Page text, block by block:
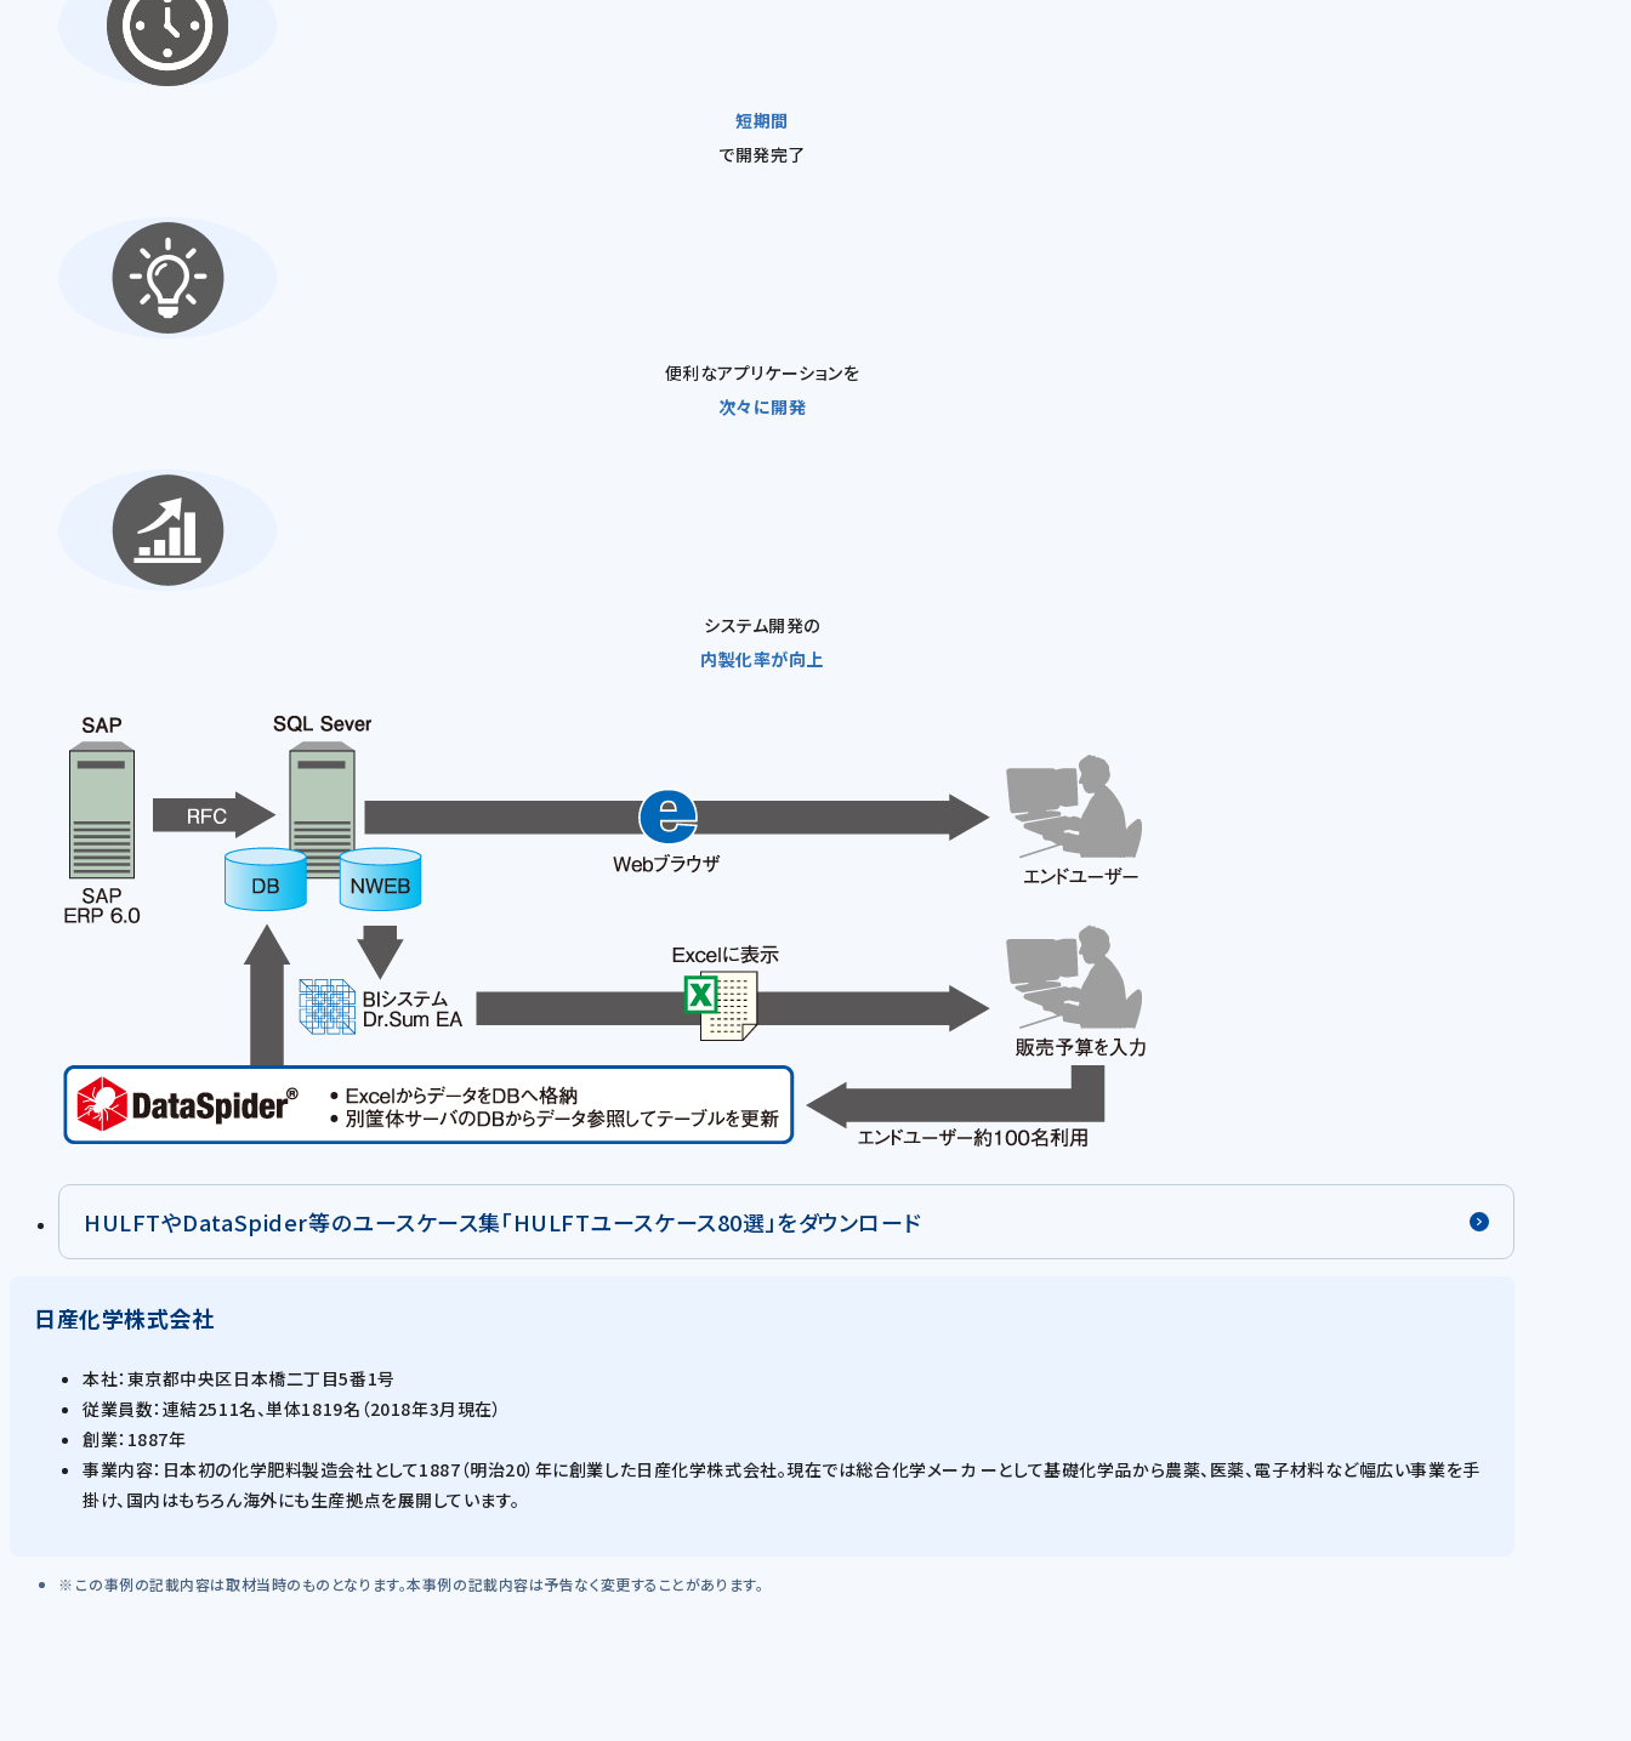
短期間
で開発完了
便利なアプリケーションを
次々に開発
システム開発の
内製化率が向上
HULFTやDataSpider等のユースケース集「HULFTユースケース80選」をダウンロード
日産化学株式会社
本社：東京都中央区日本橋二丁目5番1号
従業員数：連結2511名、単体1819名（2018年3月現在）
創業：1887年
事業内容：日本初の化学肥料製造会社として1887（明治20）年に創業した日産化学株式会社。現在では総合化学メーカ ーとして基礎化学品から農薬、医薬、電子材料など幅広い事業を手
掛け、国内はもちろん海外にも生産拠点を展開しています。
この事例の記載内容は取材当時のものとなります。本事例の記載内容は予告なく変更することがあります。